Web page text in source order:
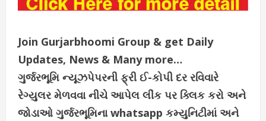
Join Gurjarbhoomi Group & get Daily
Updates, News & Many more…
ગુર્જરભૂમિ ન્યૂઝપેપરની ફ્રી ઈ-કોપી દર રવિવારે
રેગ્યુલર મેળવવા નીચે આપેલ લીંક પર ક્લિક કરો અને
જોડાઓ ગુર્જરભૂમિના whatsapp કમ્યુનિટીમાં અને